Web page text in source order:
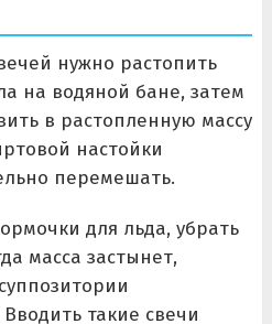
нужно растопить
на водяной бане, затем
в растопленную массу
настойки
перемешать.
для льда, убрать
масса застынет,
такие свечи